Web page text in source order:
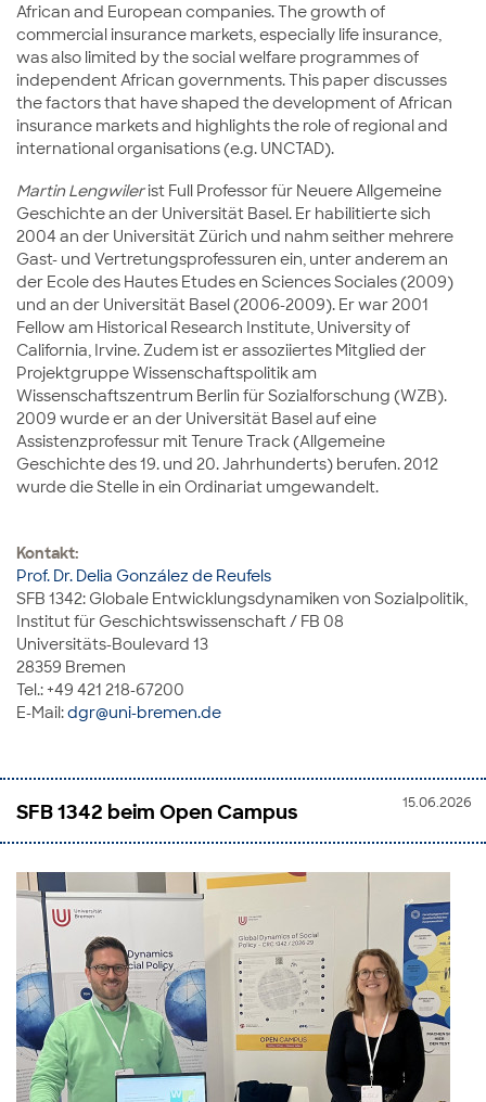
African and European companies. The growth of
commercial insurance markets, especially life insurance,
was also limited by the social welfare programmes of
independent African governments. This paper discusses
the factors that have shaped the development of African
insurance markets and highlights the role of regional and
international organisations (e.g. UNCTAD).
Martin Lengwilerist Full Professor für Neuere Allgemeine
Geschichte an der Universität Basel. Er habilitierte sich
2004 an der Universität Zürich und nahm seither mehrere
Gast- und Vertretungsprofessuren ein, unter anderem an
der Ecole des Hautes Etudes en Sciences Sociales (2009)
und an der Universität Basel (2006-2009). Er war 2001
Fellow am Historical Research Institute, University of
California, Irvine. Zudem ist er assoziiertes Mitglied der
Projektgruppe Wissenschaftspolitik am
Wissenschaftszentrum Berlin für Sozialforschung (WZB).
2009 wurde er an der Universität Basel auf eine
Assistenzprofessur mit Tenure Track (Allgemeine
Geschichte des 19. und 20. Jahrhunderts) berufen. 2012
wurde die Stelle in ein Ordinariat umgewandelt.
Kontakt:
Prof. Dr. Delia González de Reufels
SFB 1342: Globale Entwicklungsdynamiken von Sozialpolitik,
Institut für Geschichtswissenschaft / FB 08
Universitäts-Boulevard 13
28359 Bremen
Tel.: +49 421 218-67200
E-Mail:dgr@uni-bremen.de
15.06.2026
SFB 1342 beim Open Campus